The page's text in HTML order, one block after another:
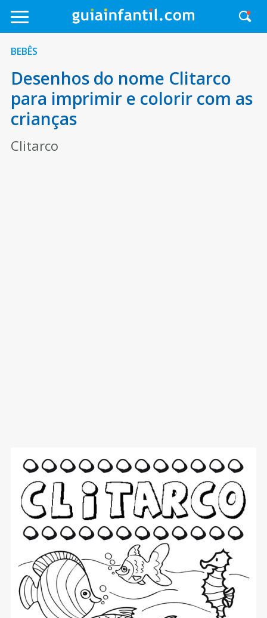
BEBÊS
Desenhos do nome Clitarco
para imprimir e colorir com as
crianças
Clitarco